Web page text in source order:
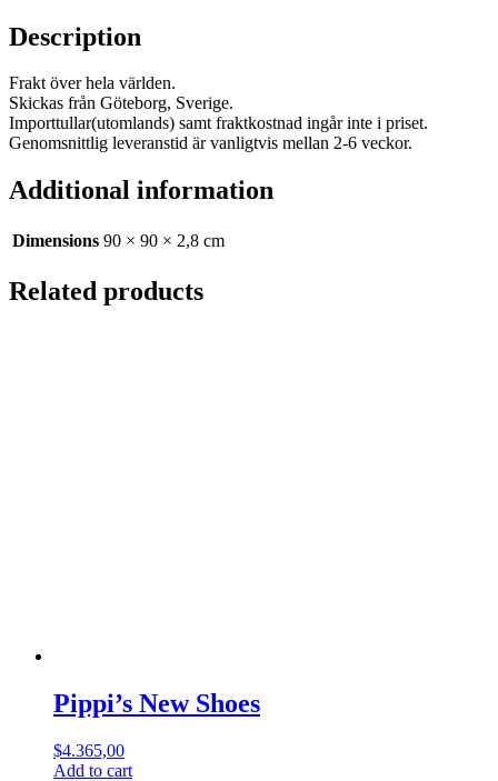
Description
Frakt över hela världen.
Skickas från Göteborg, Sverige.
Importtullar(utomlands) samt fraktkostnad ingår inte i priset.
Genomsnittlig leveranstid är vanligtvis mellan 2-6 veckor.
Additional information
Dimensions 90 × 90 × 2,8 cm
Related products
Pippi’s New Shoes
$4.365,00
Add to cart